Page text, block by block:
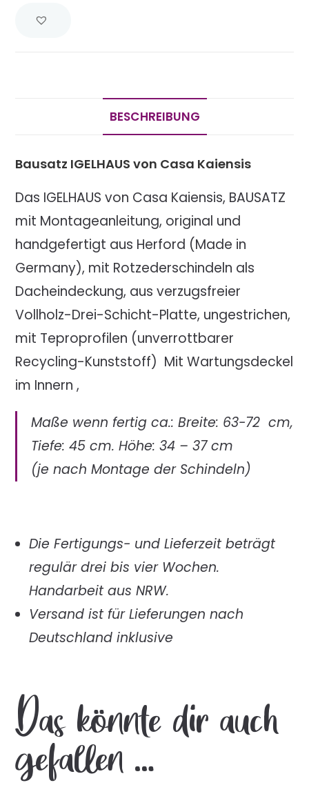
BESCHREIBUNG
Bausatz IGELHAUS von Casa Kaiensis
Das IGELHAUS von Casa Kaiensis, BAUSATZ
mit Montageanleitung, original und
handgefertigt aus Herford (Made in
Germany), mit Rotzederschindeln als
Dacheindeckung, aus verzugsfreier
Vollholz-Drei-Schicht-Platte, ungestrichen,
mit Teproprofilen (unverrottbarer
Recycling-Kunststoff) Mit Wartungsdeckel
im Innern ,
Maße wenn fertig ca.: Breite: 63-72 cm,
Tiefe: 45 cm. Höhe: 34 – 37 cm
(je nach Montage der Schindeln)
Die Fertigungs- und Lieferzeit beträgt
regulär drei bis vier Wochen.
Handarbeit aus NRW.
Versand ist für Lieferungen nach
Deutschland inklusive
Das könnte dir auch
gefallen …